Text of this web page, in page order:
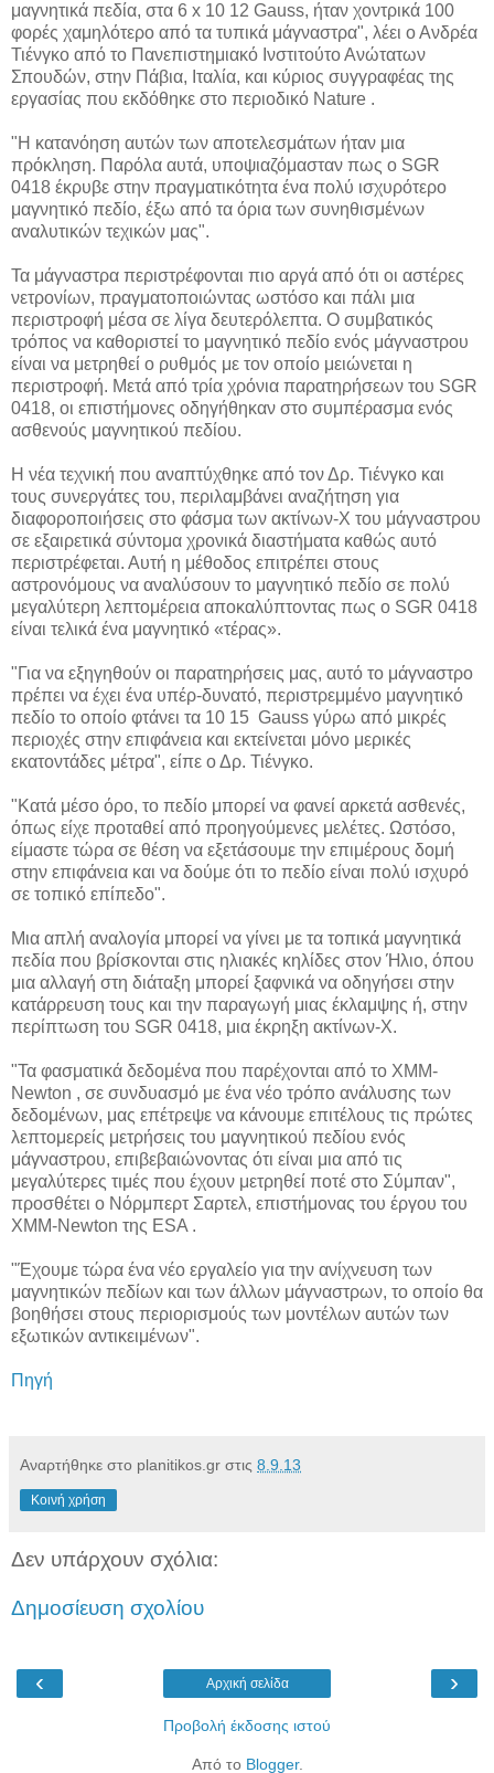
μαγνητικά πεδία, στα 6 x 10 12 Gauss, ήταν χοντρικά 100
φορές χαμηλότερο από τα τυπικά μάγναστρα", λέει ο Ανδρέα
Τιένγκο από το Πανεπιστημιακό Ινστιτούτο Ανώτατων
Σπουδών, στην Πάβια, Ιταλία, και κύριος συγγραφέας της
εργασίας που εκδόθηκε στο περιοδικό Nature .
"Η κατανόηση αυτών των αποτελεσμάτων ήταν μια
πρόκληση. Παρόλα αυτά, υποψιαζόμασταν πως ο SGR
0418 έκρυβε στην πραγματικότητα ένα πολύ ισχυρότερο
μαγνητικό πεδίο, έξω από τα όρια των συνηθισμένων
αναλυτικών τεχικών μας".
Τα μάγναστρα περιστρέφονται πιο αργά από ότι οι αστέρες
νετρονίων, πραγματοποιώντας ωστόσο και πάλι μια
περιστροφή μέσα σε λίγα δευτερόλεπτα. Ο συμβατικός
τρόπος να καθοριστεί το μαγνητικό πεδίο ενός μάγναστρου
είναι να μετρηθεί ο ρυθμός με τον οποίο μειώνεται η
περιστροφή. Μετά από τρία χρόνια παρατηρήσεων του SGR
0418, οι επιστήμονες οδηγήθηκαν στο συμπέρασμα ενός
ασθενούς μαγνητικού πεδίου.
Η νέα τεχνική που αναπτύχθηκε από τον Δρ. Τιένγκο και
τους συνεργάτες του, περιλαμβάνει αναζήτηση για
διαφοροποιήσεις στο φάσμα των ακτίνων-Χ του μάγναστρου
σε εξαιρετικά σύντομα χρονικά διαστήματα καθώς αυτό
περιστρέφεται. Αυτή η μέθοδος επιτρέπει στους
αστρονόμους να αναλύσουν το μαγνητικό πεδίο σε πολύ
μεγαλύτερη λεπτομέρεια αποκαλύπτοντας πως ο SGR 0418
είναι τελικά ένα μαγνητικό «τέρας».
"Για να εξηγηθούν οι παρατηρήσεις μας, αυτό το μάγναστρο
πρέπει να έχει ένα υπέρ-δυνατό, περιστρεμμένο μαγνητικό
πεδίο το οποίο φτάνει τα 10 15 Gauss γύρω από μικρές
περιοχές στην επιφάνεια και εκτείνεται μόνο μερικές
εκατοντάδες μέτρα", είπε ο Δρ. Τιένγκο.
"Κατά μέσο όρο, το πεδίο μπορεί να φανεί αρκετά ασθενές,
όπως είχε προταθεί από προηγούμενες μελέτες. Ωστόσο,
είμαστε τώρα σε θέση να εξετάσουμε την επιμέρους δομή
στην επιφάνεια και να δούμε ότι το πεδίο είναι πολύ ισχυρό
σε τοπικό επίπεδο".
Μια απλή αναλογία μπορεί να γίνει με τα τοπικά μαγνητικά
πεδία που βρίσκονται στις ηλιακές κηλίδες στον Ήλιο, όπου
μια αλλαγή στη διάταξη μπορεί ξαφνικά να οδηγήσει στην
κατάρρευση τους και την παραγωγή μιας έκλαμψης ή, στην
περίπτωση του SGR 0418, μια έκρηξη ακτίνων-Χ.
"Τα φασματικά δεδομένα που παρέχονται από το XMM-
Newton , σε συνδυασμό με ένα νέο τρόπο ανάλυσης των
δεδομένων, μας επέτρεψε να κάνουμε επιτέλους τις πρώτες
λεπτομερείς μετρήσεις του μαγνητικού πεδίου ενός
μάγναστρου, επιβεβαιώνοντας ότι είναι μια από τις
μεγαλύτερες τιμές που έχουν μετρηθεί ποτέ στο Σύμπαν",
προσθέτει ο Νόρμπερτ Σαρτελ, επιστήμονας του έργου του
XMM-Newton της ESA .
"Έχουμε τώρα ένα νέο εργαλείο για την ανίχνευση των
μαγνητικών πεδίων και των άλλων μάγναστρων, το οποίο θα
βοηθήσει στους περιορισμούς των μοντέλων αυτών των
εξωτικών αντικειμένων".
Πηγή
Αναρτήθηκε στο planitikos.gr στις 8.9.13
Κοινή χρήση
Δεν υπάρχουν σχόλια:
Δημοσίευση σχολίου
‹ ›
Αρχική σελίδα
Προβολή έκδοσης ιστού
Από το Blogger.